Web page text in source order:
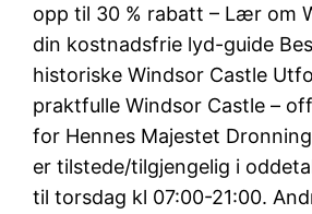
opp til 30 % rabatt – Lær om
din kostnadsfrie lyd-guide
historiske Windsor Castle
praktfulle Windsor Castle –
for Hennes Majestet
er tilstede/tilgjengelig i
til torsdag kl 07:00-21:00.